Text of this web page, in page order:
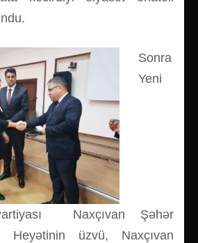
Sonra
Yeni
Naxçıvan Şəhər
Heyətinin üzvü, Naxçıvan